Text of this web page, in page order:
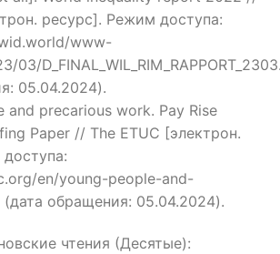
ресурс]. Режим доступа:
www-
03/
05.04.2024).
and precarious work. Pay Rise
Paper // The ETUC [электрон.
en/young-people-and-
обращения: 05.04.2024).
чтения (Десятые):